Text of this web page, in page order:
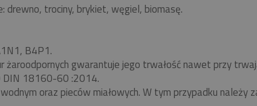
drewno, trociny, brykiet, węgiel, biomasę.
B4P1.
żaroodpornych gwarantuje jego trwałość nawet przy
DIN 18160-60 :2014.
oraz pieców miałowych. W tym przypadku należy